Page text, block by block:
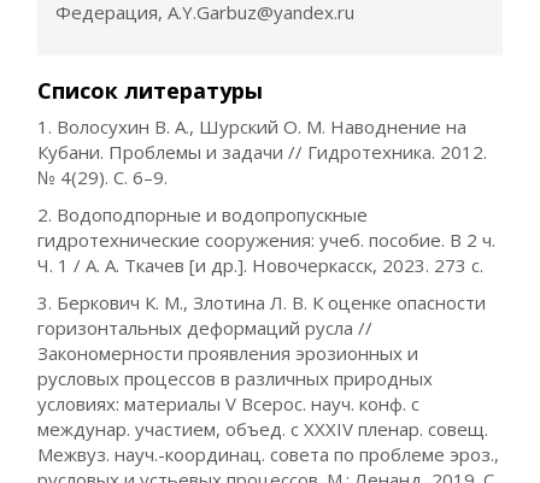
Федерация, A.Y.Garbuz@yandex.ru
Список литературы
1. Волосухин В. А., Шурский О. М. Наводнение на
Кубани. Проблемы и задачи // Гидротехника. 2012.
№ 4(29). С. 6–9.
2. Водоподпорные и водопропускные
гидротехнические сооружения: учеб. пособие. В 2 ч.
Ч. 1 / А. А. Ткачев [и др.]. Новочеркасск, 2023. 273 с.
3. Беркович К. М., Злотина Л. В. К оценке опасности
горизонтальных деформаций русла //
Закономерности проявления эрозионных и
русловых процессов в различных природных
условиях: материалы V Всерос. науч. конф. с
междунар. участием, объед. с XXXIV пленар. совещ.
Межвуз. науч.-координац. совета по проблеме эроз.,